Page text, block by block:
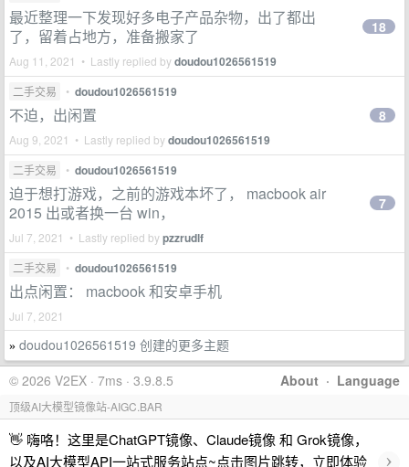
最近整理一下发现好多电子产品杂物，出了都出
了，留着占地方，准备搬家了
Aug 11, 2021 • Lastly replied bydoudou1026561519
18
二手交易 • doudou1026561519
不迫，出闲置
Aug 9, 2021 • Lastly replied bydoudou1026561519
8
二手交易 • doudou1026561519
迫于想打游戏，之前的游戏本坏了， macbook air
2015 出或者换一台 win，
Jul 7, 2021 • Lastly replied bypzzrudlf
7
二手交易 • doudou1026561519
出点闲置： macbook 和安卓手机
Jul 7, 2021
» doudou1026561519 创建的更多主题
About · Language
© 2026 V2EX · 7ms · 3.9.8.5
顶级AI大模型镜像站-AIGC.BAR
👋 嗨咯！这里是ChatGPT镜像、Claude镜像 和 Grok镜像，
以及AI大模型API一站式服务站点~点击图片跳转，立即体验
›